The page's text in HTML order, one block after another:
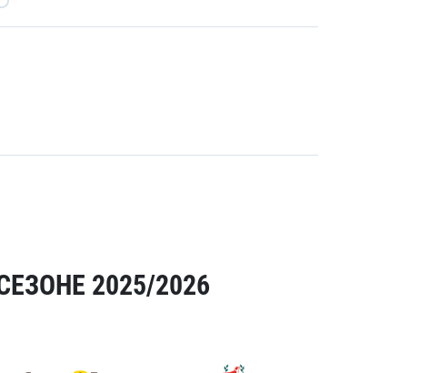
2025/2026